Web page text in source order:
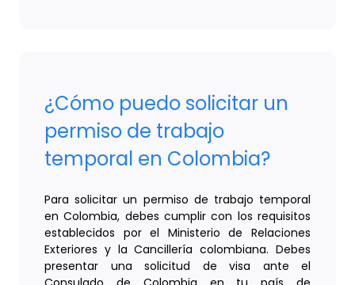
¿Cómo puedo solicitar un
permiso de trabajo
temporal en Colombia?
Para solicitar un permiso de trabajo temporal
en Colombia, debes cumplir con los requisitos
establecidos por el Ministerio de Relaciones
Exteriores y la Cancillería colombiana. Debes
presentar una solicitud de visa ante el